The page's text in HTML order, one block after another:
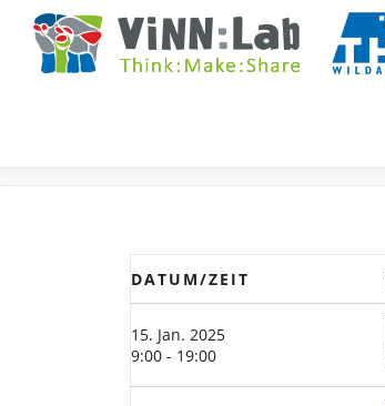
Inhalt
springen
DATUM/ZEIT
15. Jan. 2025
9:00 - 19:00